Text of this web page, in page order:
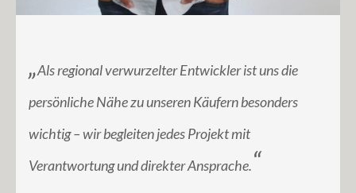
„Als regional verwurzelter Entwickler ist uns die
persönliche Nähe zu unseren Käufern besonders
wichtig – wir begleiten jedes Projekt mit
Verantwortung und direkter Ansprache.“